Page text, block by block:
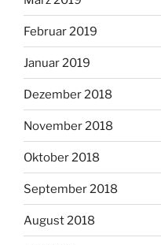
Februar 2019
Januar 2019
Dezember 2018
November 2018
Oktober 2018
September 2018
August 2018